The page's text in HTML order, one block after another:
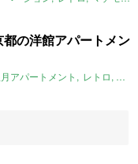
の洋館アパートメン
アパートメント レトロ 洋館